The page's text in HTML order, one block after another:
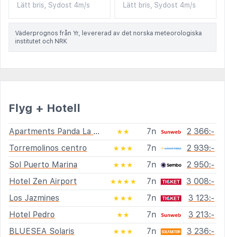
Lätt bris, Sydost 4m/s
Lätt bris, Sydost 4m/s
Väderprognos från Yr, levererad av det norska meteorologiska
institutet och NRK
Flyg + Hotell
Apartments Panda La Carihuela ★★ 7n
2 366:-
Torremolinos centro
★★★ 7n
2 939:-
Sol Puerto Marina
★★★ 7n
2 950:-
Hotel Zen Airport
★★★★ 7n
3 008:-
Los Jazmines
★★★ 7n
3 123:-
Hotel Pedro
★★ 7n
3 213:-
BLUESEA Solaris
★★★ 7n
3 236:-